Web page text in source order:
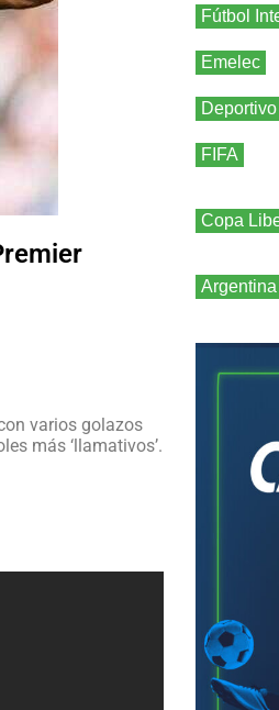
varios golazos
más ‘llamativos’.
Fútbol
Emelec
FIFA
Copa
Argentina